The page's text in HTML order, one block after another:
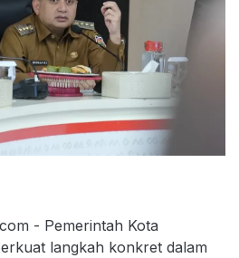
- Pemerintah Kota
langkah konkret dalam